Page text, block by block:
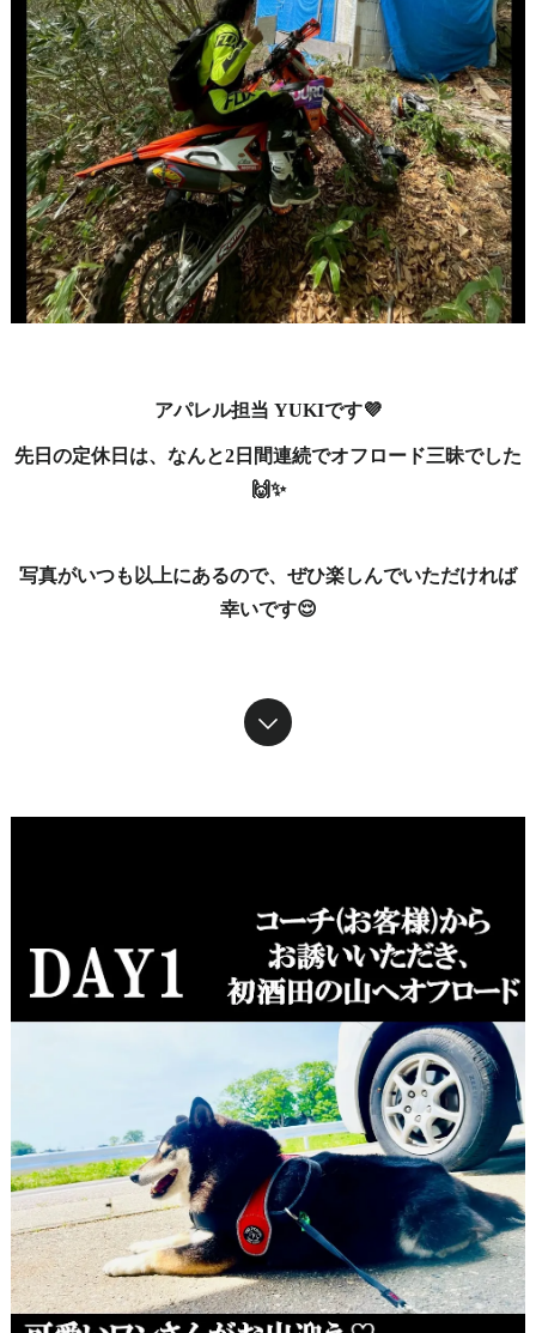
アパレル担当 YUKIです💜
先日の定休日は、なんと2日間連続でオフロード三昧でした
🙌✨
写真がいつも以上にあるので、ぜひ楽しんでいただければ
幸いです😌